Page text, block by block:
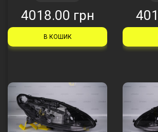
4018.00 грн
В КОШИК